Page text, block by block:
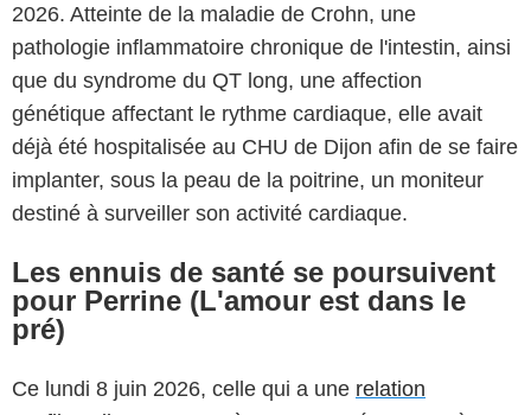
2026. Atteinte de la maladie de Crohn, une
pathologie inflammatoire chronique de l'intestin, ainsi
que du syndrome du QT long, une affection
génétique affectant le rythme cardiaque, elle avait
déjà été hospitalisée au CHU de Dijon afin de se faire
implanter, sous la peau de la poitrine, un moniteur
destiné à surveiller son activité cardiaque.
Les ennuis de santé se poursuivent
pour Perrine (L'amour est dans le
pré)
Ce lundi 8 juin 2026, celle qui a une relation